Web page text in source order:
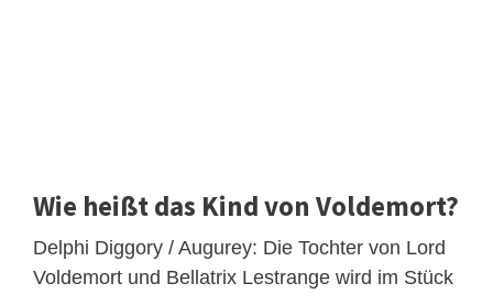
Wie heißt das Kind von Voldemort?
Delphi Diggory / Augurey: Die Tochter von Lord
Voldemort und Bellatrix Lestrange wird im Stück